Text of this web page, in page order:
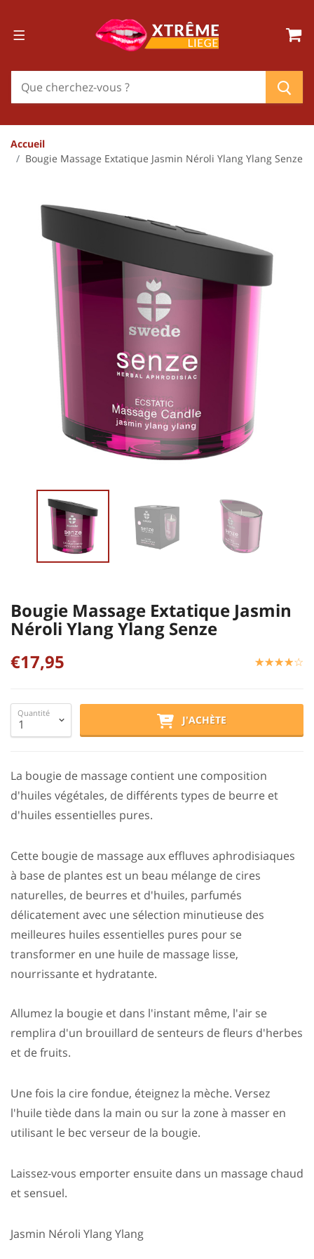
Accueil
Bougie Massage Extatique Jasmin Néroli Ylang Ylang Senze
Bougie Massage Extatique Jasmin
Néroli Ylang Ylang Senze
€17,95
☆☆☆☆☆
★★★★★
Quantité
J'ACHÈTE
La bougie de massage contient une composition
d'huiles végétales, de différents types de beurre et
d'huiles essentielles pures.
Cette bougie de massage aux effluves aphrodisiaques
à base de plantes est un beau mélange de cires
naturelles, de beurres et d'huiles, parfumés
délicatement avec une sélection minutieuse des
meilleures huiles essentielles pures pour se
transformer en une huile de massage lisse,
nourrissante et hydratante.
Allumez la bougie et dans l'instant même, l'air se
remplira d'un brouillard de senteurs de fleurs d'herbes
et de fruits.
Une fois la cire fondue, éteignez la mèche. Versez
l'huile tiède dans la main ou sur la zone à masser en
utilisant le bec verseur de la bougie.
Laissez-vous emporter ensuite dans un massage chaud
et sensuel.
Jasmin Néroli Ylang Ylang